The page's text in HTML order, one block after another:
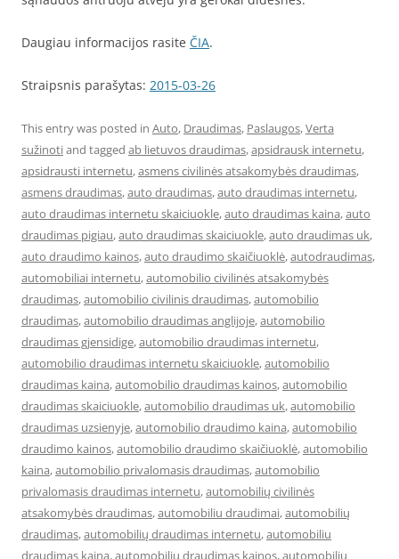
Daugiau informacijos rasite ČIA.
Straipsnis parašytas: 2015-03-26
This entry was posted in Auto, Draudimas, Paslaugos,Verta
sužinotiand tagged ab lietuvos draudimas,apsidrausk internetu,
apsidrausti internetu,asmens civilinės atsakomybės draudimas,
asmens draudimas,auto draudimas,auto draudimas internetu,
auto draudimas internetu skaiciuokle,auto draudimas kaina,auto
draudimas pigiau,auto draudimas skaiciuokle,auto draudimas uk,
auto draudimo kainos,auto draudimo skaičiuoklė,autodraudimas,
automobiliai internetu,automobilio civilinės atsakomybės
draudimas,automobilio civilinis draudimas,automobilio
draudimas,automobilio draudimas anglijoje,automobilio
draudimas gjensidige,automobilio draudimas internetu,
automobilio draudimas internetu skaiciuokle,automobilio
draudimas kaina,automobilio draudimas kainos,automobilio
draudimas skaiciuokle,automobilio draudimas uk,automobilio
draudimas uzsienyje,automobilio draudimo kaina,automobilio
draudimo kainos,automobilio draudimo skaičiuoklė,automobilio
kaina,automobilio privalomasis draudimas,automobilio
privalomasis draudimas internetu,automobilių civilinės
atsakomybės draudimas,automobiliu draudimai,automobilių
draudimas,automobilių draudimas internetu,automobiliu
draudimas kaina,automobiliu draudimas kainos,automobilių